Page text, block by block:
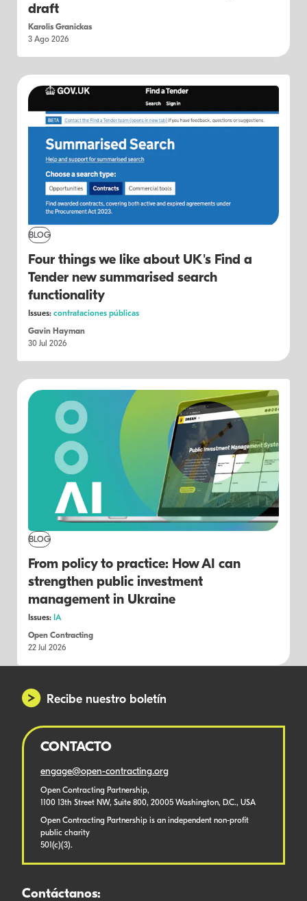
draft
Karolis Granickas
3 Ago 2026
BLOG
Four things we like about UK's Find a
Tender new summarised search
functionality
Issues: contrataciones públicas
Gavin Hayman
30 Jul 2026
BLOG
From policy to practice: How AI can
strengthen public investment
management in Ukraine
Issues: IA
Open Contracting
22 Jul 2026
Recibe nuestro boletín
CONTACTO
engage@open-contracting.org
Open Contracting Partnership,
1100 13th Street NW, Suite 800, 20005 Washington, D.C., USA
Open Contracting Partnership is an independent non-profit
public charity
501(c)(3).
Contáctanos: